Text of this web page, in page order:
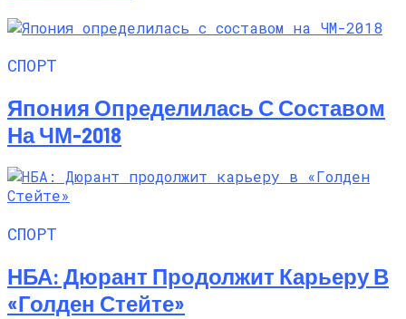
СПОРТ
Япония Определилась С Составом
На ЧМ-2018
СПОРТ
НБА: Дюрант Продолжит Карьеру В
«Голден Стейте»